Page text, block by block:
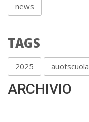
news
TAGS
2025 auotscuola
ARCHIVIO